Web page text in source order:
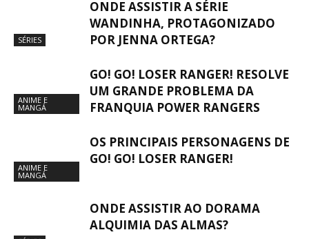
SÉRIES
ONDE ASSISTIR A SÉRIE
WANDINHA, PROTAGONIZADO
POR JENNA ORTEGA?
ANIME E
MANGÁ
GO! GO! LOSER RANGER! RESOLVE
UM GRANDE PROBLEMA DA
FRANQUIA POWER RANGERS
ANIME E
MANGÁ
OS PRINCIPAIS PERSONAGENS DE
GO! GO! LOSER RANGER!
ONDE ASSISTIR AO DORAMA
ALQUIMIA DAS ALMAS?